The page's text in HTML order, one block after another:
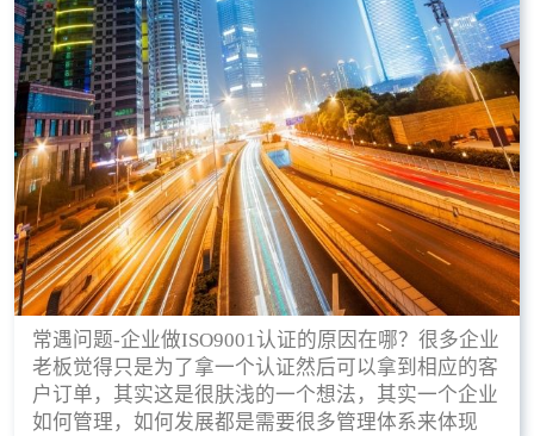
常遇问题-企业做ISO9001认证的原因在哪？很多企业
老板觉得只是为了拿一个认证然后可以拿到相应的客
户订单，其实这是很肤浅的一个想法，其实一个企业
如何管理，如何发展都是需要很多管理体系来体现